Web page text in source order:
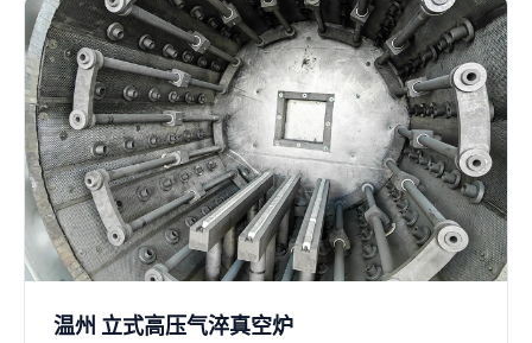
温州 立式高压气淬真空炉